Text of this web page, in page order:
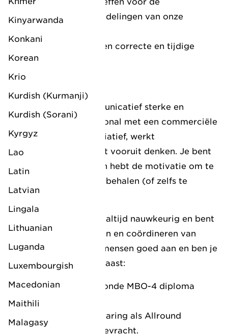
Kinyarwanda
Konkani
Korean
Krio
Kurdish (Kurmanji)
Kurdish (Sorani)
Kyrgyz
Lao
Latin
Latvian
Lingala
Lithuanian
Luganda
Luxembourgish
Macedonian
Maithili
Malagasy
administratieve handelingen van onze
Zorgdragen voor een correcte en tijdige
facturatie.
We zoeken een communicatief sterke en
klantgerichte professional met een commerciële
mindset. Jij neemt initiatief, werkt
gestructureerd en kunt vooruit denken. Je bent
gericht op resultaat en hebt de motivatie om te
slagen en je doelen te behalen (of zelfs te
overtreffen).
Jij bent integer, werkt altijd nauwkeurig en bent
sterk in het organiseren en coördineren van
taken. Verder voel je mensen goed aan en ben je
sociaal vaardig. Daarnaast:
Minimaal een afgeronde MBO-4 diploma
richting logistiek.
Ongeveer 5 jaar ervaring als Allround
Expediteur in de zeevracht.